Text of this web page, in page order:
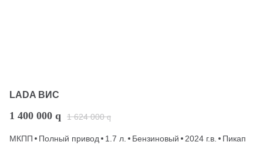
LADA ВИС
1 400 000 q 1 624 000 q
МКПП Полный привод 1.7 л. Бензиновый 2024 г.в. Пикап